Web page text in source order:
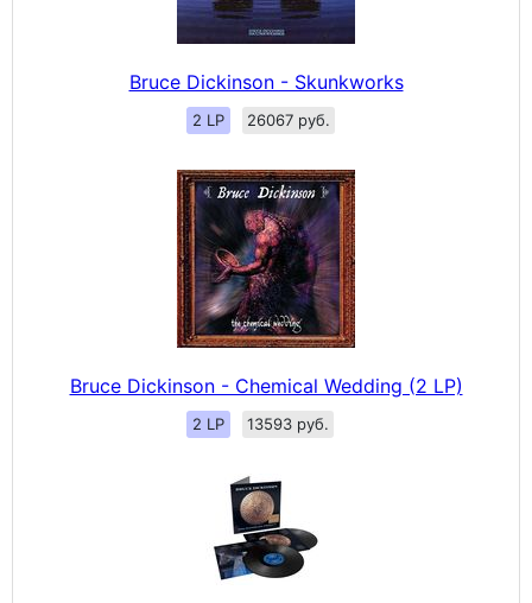
Bruce Dickinson - Skunkworks
2 LP 26067 руб.
Bruce Dickinson - Chemical Wedding (2 LP)
2 LP 13593 руб.